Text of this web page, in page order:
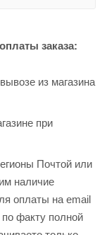
заказа:
из магазина
при
Почтой или
наличие
оплаты на email
факту полной